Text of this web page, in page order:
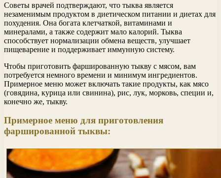
Советы врачей подтверждают, что тыква является
незаменимым продуктом в диетическом питании и диетах для
похудения. Она богата клетчаткой, витаминами и
минералами, а также содержит мало калорий. Тыква
способствует нормализации обмена веществ, улучшает
пищеварение и поддерживает иммунную систему.
Чтобы приготовить фаршированную тыкву с мясом, вам
потребуется немного времени и минимум ингредиентов.
Примерное меню может включать такие продукты, как мясо
(говядина, курица или свинина), рис, лук, морковь, специи и,
конечно же, тыкву.
Примерное меню для приготовления
фаршированной тыквы: